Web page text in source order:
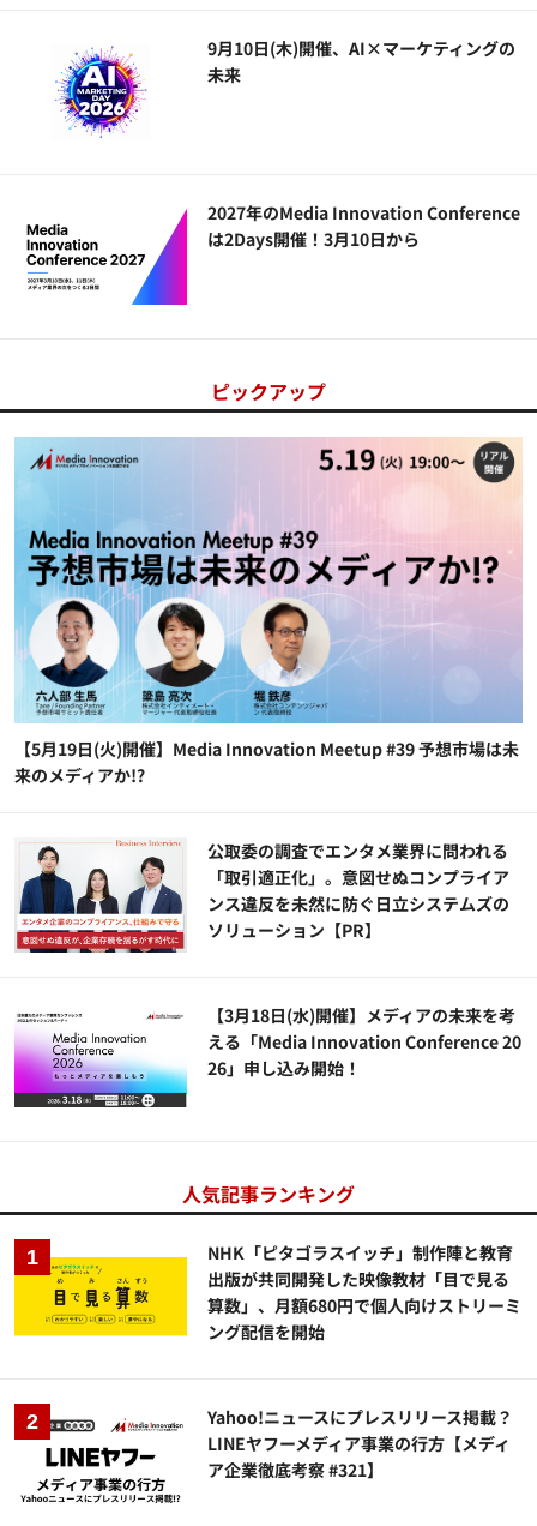
9月10日(木)開催、AI×マーケティングの
未来
2027年のMedia Innovation Conference
は2Days開催！3月10日から
ピックアップ
【5月19日(火)開催】Media Innovation Meetup #39 予想市場は未
来のメディアか!?
公​​取委の調査でエンタメ業界に問われる
「取引適正化」。意図せぬコンプライア
ンス違反を未然に防ぐ日立システムズの
ソリューション​【PR】
【3月18日(水)開催】メディアの未来を考
える「Media Innovation Conference 20
26」申し込み開始！
人気記事ランキング
NHK「ピタゴラスイッチ」制作陣と教育
出版が共同開発した映像教材「目で見る
算数」、月額680円で個人向けストリーミ
ング配信を開始
Yahoo!ニュースにプレスリリース掲載？
LINEヤフーメディア事業の行方【メディ
ア企業徹底考察 #321】